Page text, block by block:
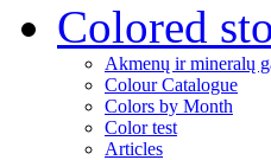
Colored
Akmenų ir mineralų
Colour Catalogue
Colors by Month
Color test
Articles